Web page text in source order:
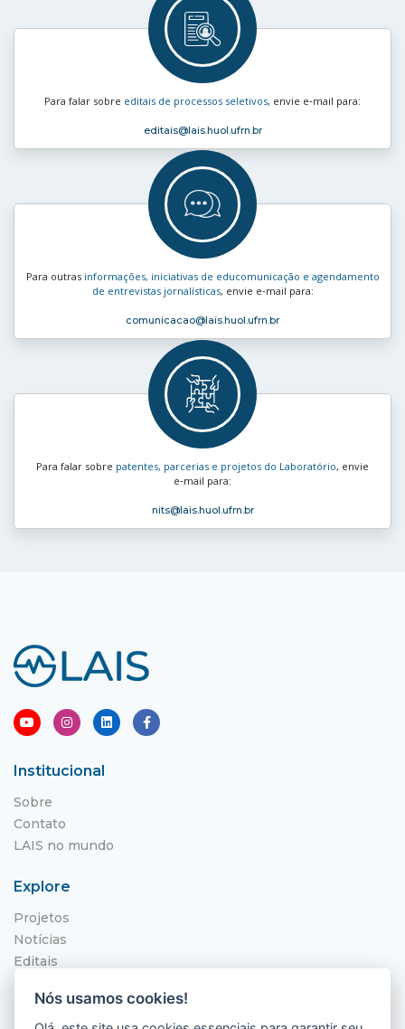
Para falar sobre editais de processos seletivos, envie e‑mail para:
editais@lais.huol.ufrn.br
Para outras informações, iniciativas de educomunicação e agendamento
de entrevistas jornalísticas, envie e‑mail para:
comunicacao@lais.huol.ufrn.br
Para falar sobre patentes, parcerias e projetos do Laboratório, envie
e‑mail para:
nits@lais.huol.ufrn.br
Institucional
Sobre
Contato
LAIS no mundo
Explore
Projetos
Notícias
Editais
Localização
Nós usamos cookies!